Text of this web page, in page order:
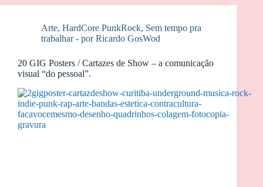
Arte, HardCore PunkRock, Sem tempo pra
trabalhar - por Ricardo GosWod
20 GIG Posters / Cartazes de Show – a comunicação
visual “do pessoal”.